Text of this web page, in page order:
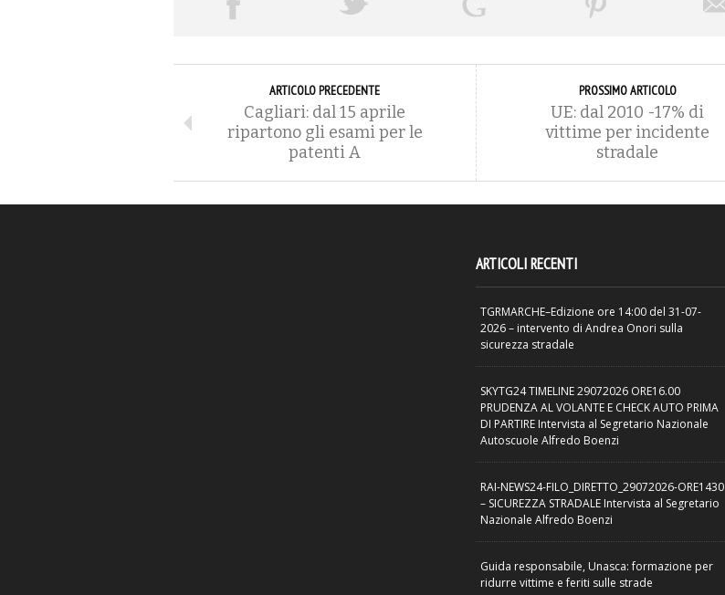
ARTICOLO PRECEDENTE
Cagliari: dal 15 aprile
ripartono gli esami per le
patenti A
PROSSIMO ARTICOLO
UE: dal 2010 -17% di
vittime per incidente
stradale
ARTICOLI RECENTI
TGRMARCHE–Edizione ore 14:00 del 31-07-
2026 – intervento di Andrea Onori sulla
sicurezza stradale
SKYTG24 TIMELINE 29072026 ORE16.00
PRUDENZA AL VOLANTE E CHECK AUTO PRIMA
DI PARTIRE Intervista al Segretario Nazionale
Autoscuole Alfredo Boenzi
RAI-NEWS24-FILO_DIRETTO_29072026-ORE1430
– SICUREZZA STRADALE Intervista al Segretario
Nazionale Alfredo Boenzi
Guida responsabile, Unasca: formazione per
ridurre vittime e feriti sulle strade